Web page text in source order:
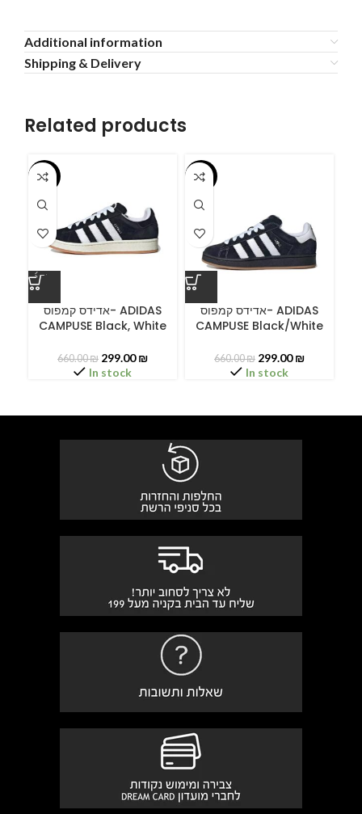
Additional information
Shipping & Delivery
Related products
-55%
אדידס קמפוס- ADIDAS
CAMPUSE Black, White
660.00₪ 299.00₪
In stock
-55%
אדידס קמפוס- ADIDAS
CAMPUSE Black/White
660.00₪ 299.00₪
In stock